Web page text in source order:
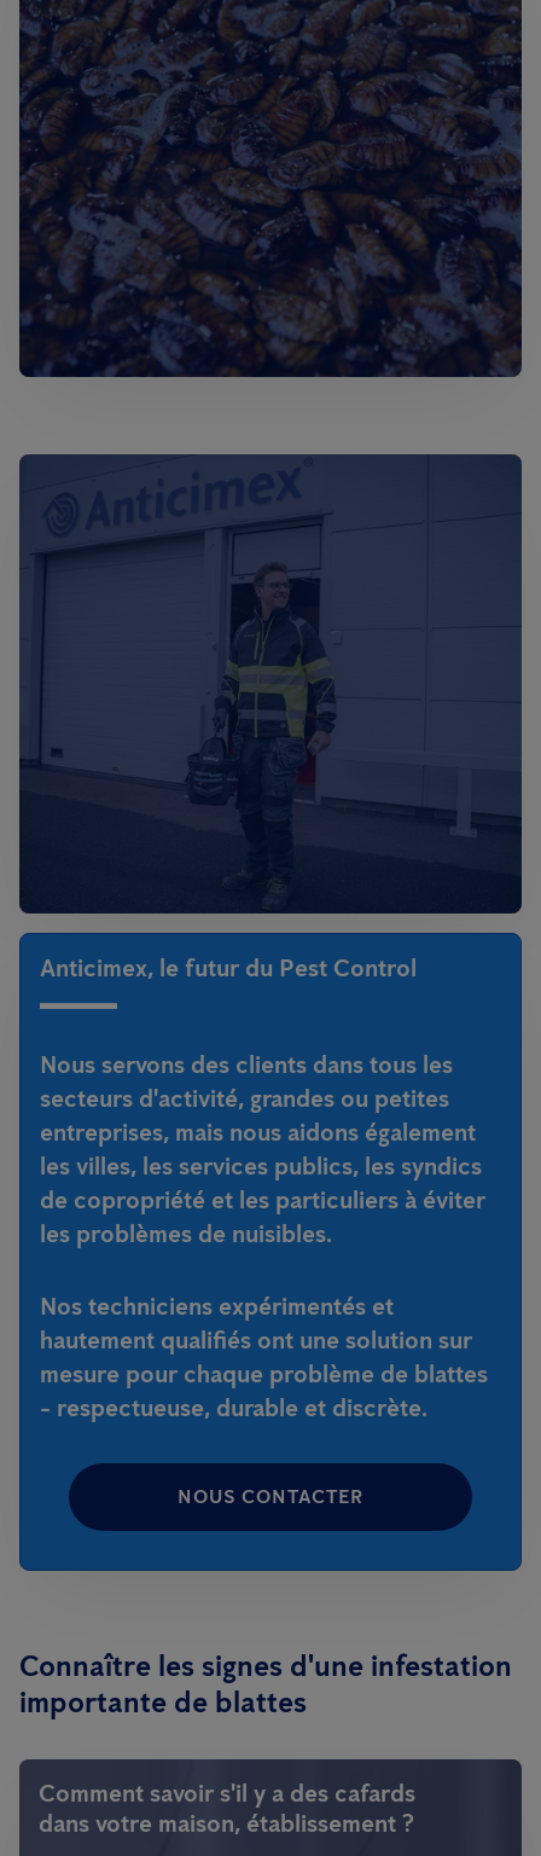
Anticimex, le futur du Pest Control
Nous servons des clients dans tous les
secteurs d'activité, grandes ou petites
entreprises, mais nous aidons également
les villes, les services publics, les syndics
de copropriété et les particuliers à éviter
les problèmes de nuisibles.
Nos techniciens expérimentés et
hautement qualifiés ont une solution sur
mesure pour chaque problème de blattes
- respectueuse, durable et discrète.
NOUS CONTACTER
Connaître les signes d'une infestation
importante de blattes
Comment savoir s'il y a des cafards
dans votre maison, établissement ?